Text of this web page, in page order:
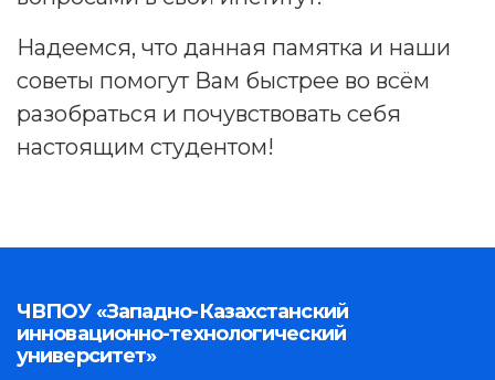
Надеемся, что данная памятка и наши
советы помогут Вам быстрее во всём
разобраться и почувствовать себя
настоящим студентом!
ЧВПОУ «Западно-Казахстанский
инновационно-технологический
университет»